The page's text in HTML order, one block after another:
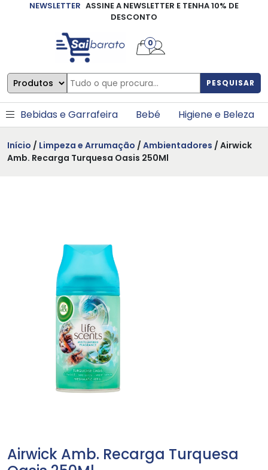
NEWSLETTER ASSINE A NEWSLETTER E TENHA 10% DE
DESCONTO
PESQUISAR
0
Bebidas e Garrafeira Bebé Higiene e Beleza
Início / Limpeza e Arrumação / Ambientadores / Airwick
Amb. Recarga Turquesa Oasis 250Ml
Airwick Amb. Recarga Turquesa